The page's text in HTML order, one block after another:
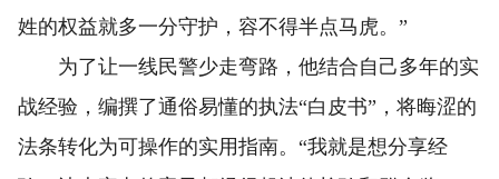
姓的权益就多一分守护，容不得半点马虎。”
为了让一线民警少走弯路，他结合自己多年的实
战经验，编撰了通俗易懂的执法“白皮书”，将晦涩的
法条转化为可操作的实用指南。“我就是想分享经